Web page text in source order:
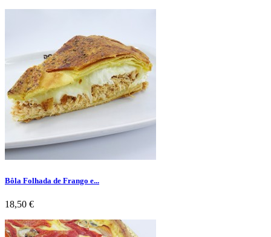
Bôla Folhada de Frango e...
Preço
18,50 €